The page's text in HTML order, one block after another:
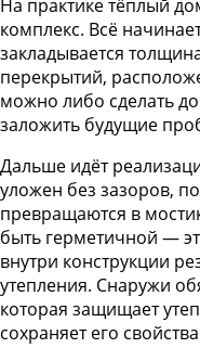
На практике тёплый
комплекс. Всё
закладывается
перекрытий,
можно либо сделать
заложить будущие
Дальше идёт
уложен без зазоров,
превращаются в
быть герметичной —
внутри конструкции
утепления. Снаружи
которая защищает
сохраняет его